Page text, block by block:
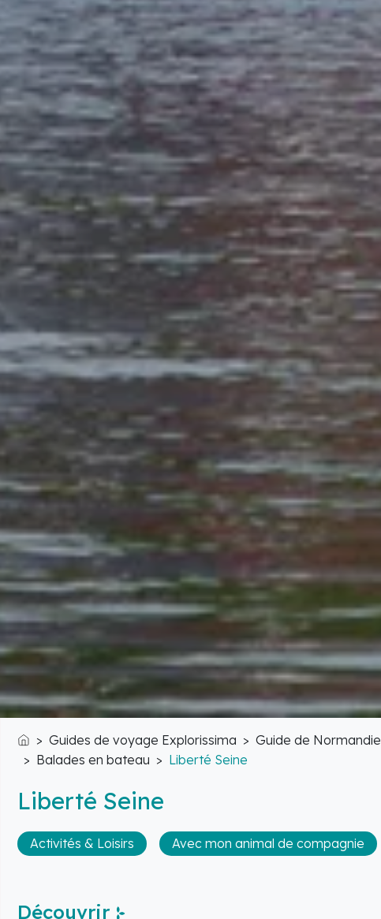
Accueil
Guides de voyage Explorissima Guide de Normandie
Balades en bateau
Liberté Seine
Liberté Seine
Activités & Loisirs Avec mon animal de compagnie
Découvrir